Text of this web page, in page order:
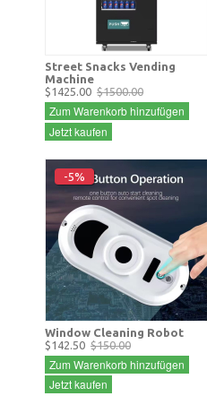
Street Snacks Vending
Machine
$1425.00 $1500.00
Zum Warenkorb hinzufügen
Jetzt kaufen
-5%
Window Cleaning Robot
$142.50 $150.00
Zum Warenkorb hinzufügen
Jetzt kaufen